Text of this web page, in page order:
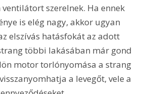
szerelnek. Ha ennek
is elég nagy, akkor ugyan
elszívás hatásfokát az adott
többi lakásában már gond
motor torlónyomása a strang
a levegőt, vele a